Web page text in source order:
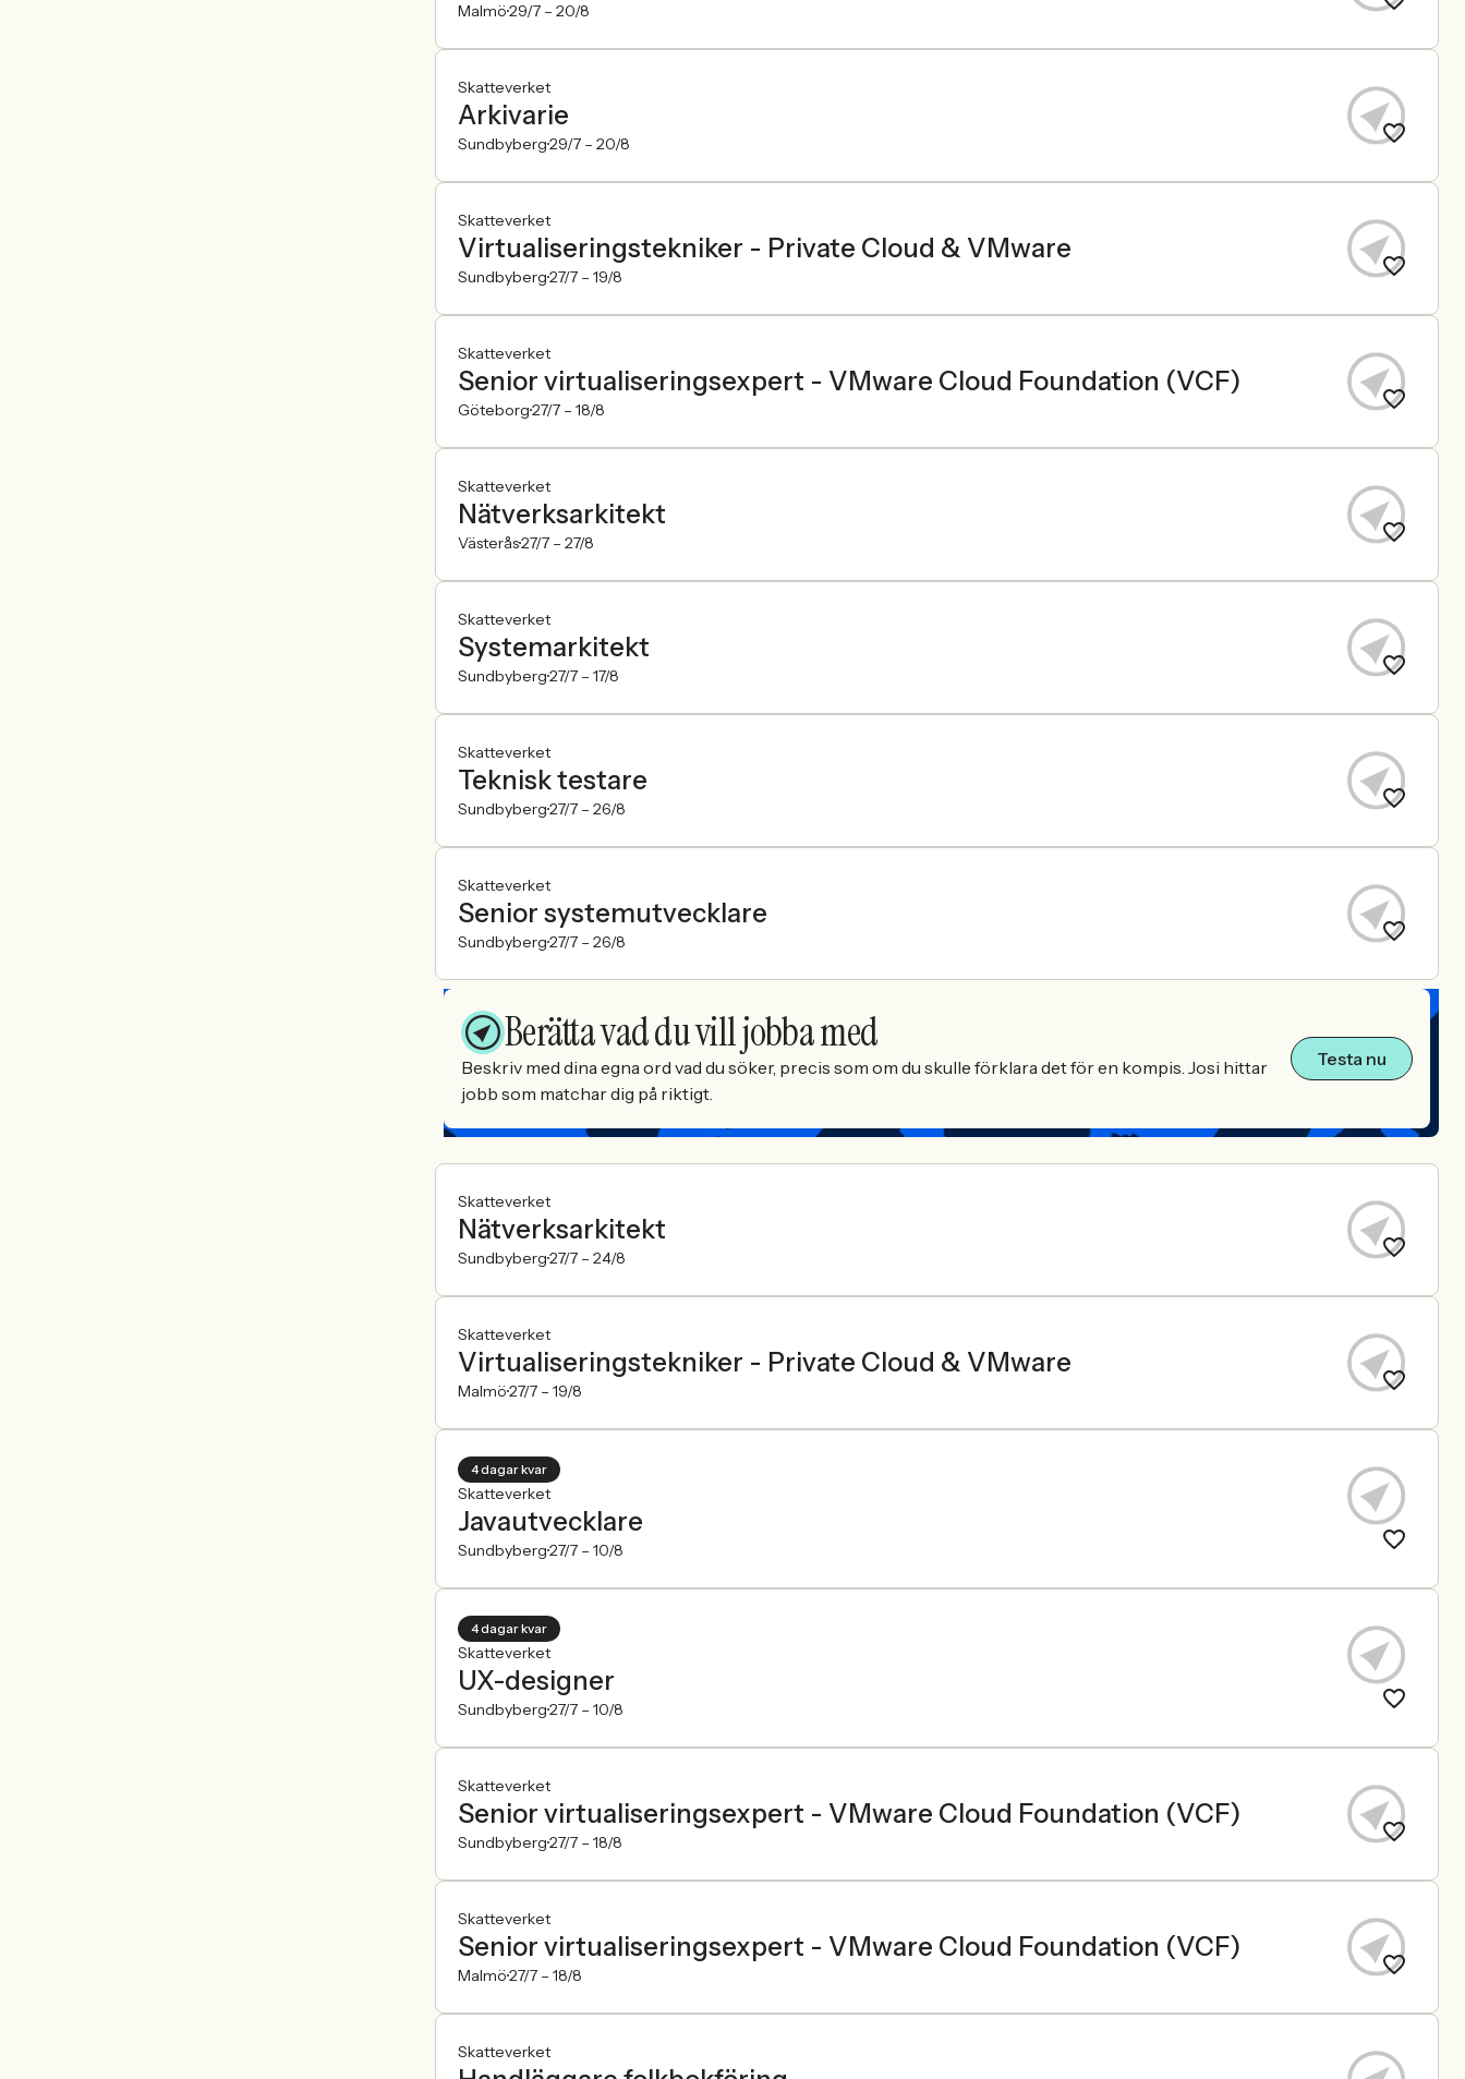
Malmö29/7 – 20/8
Skatteverket
Arkivarie
Sundbyberg29/7 – 20/8
Skatteverket
Virtualiseringstekniker - Private Cloud & VMware
Sundbyberg27/7 – 19/8
Skatteverket
Senior virtualiseringsexpert - VMware Cloud Foundation (VCF)
Göteborg27/7 – 18/8
Skatteverket
Nätverksarkitekt
Västerås27/7 – 27/8
Skatteverket
Systemarkitekt
Sundbyberg27/7 – 17/8
Skatteverket
Teknisk testare
Sundbyberg27/7 – 26/8
Skatteverket
Senior systemutvecklare
Sundbyberg27/7 – 26/8
Berätta vad du vill jobba med
Beskriv med dina egna ord vad du söker, precis som om du skulle förklara det för en kompis. Josi hittar
jobb som matchar dig på riktigt.
Testa nu
Skatteverket
Nätverksarkitekt
Sundbyberg27/7 – 24/8
Skatteverket
Virtualiseringstekniker - Private Cloud & VMware
Malmö27/7 – 19/8
4 dagar kvar
Skatteverket
Javautvecklare
Sundbyberg27/7 – 10/8
4 dagar kvar
Skatteverket
UX-designer
Sundbyberg27/7 – 10/8
Skatteverket
Senior virtualiseringsexpert - VMware Cloud Foundation (VCF)
Sundbyberg27/7 – 18/8
Skatteverket
Senior virtualiseringsexpert - VMware Cloud Foundation (VCF)
Malmö27/7 – 18/8
Skatteverket